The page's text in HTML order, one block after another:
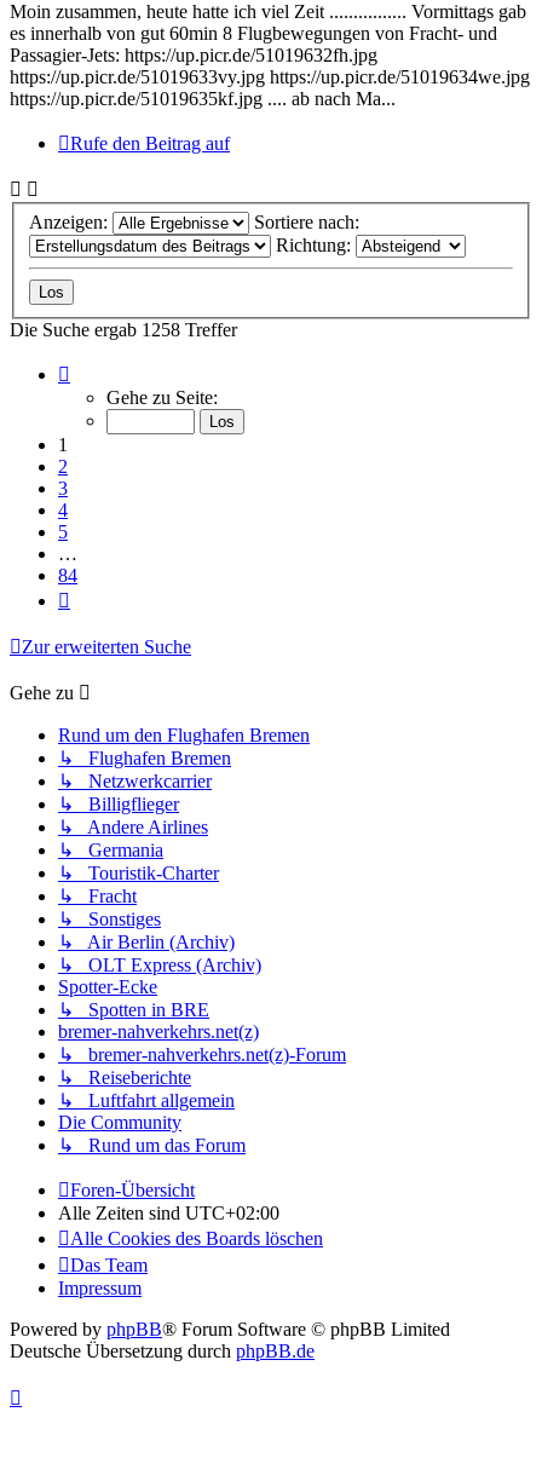
Moin zusammen, heute hatte ich viel Zeit ................ Vormittags gab
es innerhalb von gut 60min 8 Flugbewegungen von Fracht- und
Passagier-Jets: https://up.picr.de/51019632fh.jpg
https://up.picr.de/51019633vy.jpg https://up.picr.de/51019634we.jpg
https://up.picr.de/51019635kf.jpg .... ab nach Ma...
Rufe den Beitrag auf
Anzeigen:
Sortiere nach:
Richtung:
Die Suche ergab 1258 Treffer
von
Gehe zu Seite:
1
2
3
4
5
…
84
Zur erweiterten Suche
Gehe zu
Rund um den Flughafen Bremen
↳ Flughafen Bremen
↳ Netzwerkcarrier
↳ Billigflieger
↳ Andere Airlines
↳ Germania
↳ Touristik-Charter
↳ Fracht
↳ Sonstiges
↳ Air Berlin (Archiv)
↳ OLT Express (Archiv)
Spotter-Ecke
↳ Spotten in BRE
bremer-nahverkehrs.net(z)
↳ bremer-nahverkehrs.net(z)-Forum
↳ Reiseberichte
↳ Luftfahrt allgemein
Die Community
↳ Rund um das Forum
Foren-Übersicht
Alle Zeiten sind UTC+02:00
Alle Cookies des Boards löschen
Das Team
Impressum
Powered by phpBB® Forum Software © phpBB Limited
Deutsche Übersetzung durch phpBB.de